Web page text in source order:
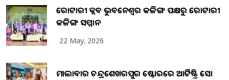
ରୋଟାରୀ କ୍ଲବ ଭୁବନେଶ୍ୱର କଳିଙ୍ଗ ପକ୍ଷରୁ ରୋଟାରୀ
କଳିଙ୍ଗ ସମ୍ମାନ
22 May, 2026
ମାଲାବାର ଚନ୍ଦ୍ରଶେଖରପୁର ଷ୍ଟୋରରେ ଆର୍ଟିଷ୍ଟ୍ରି ସୋ